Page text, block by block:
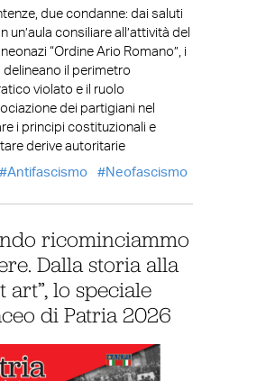
due condanne: dai saluti
un’aula consiliare all’attività del
“Ordine Ario Romano”, i
delineano il perimetro
violato e il ruolo
dei partigiani nel
i principi costituzionali e
derive autoritarie
Antifascismo Neofascismo
ricominciammo
Dalla storia alla
art”, lo speciale
di Patria 2026